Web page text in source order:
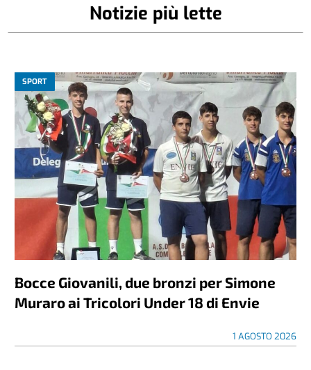
Notizie più lette
SPORT
Bocce Giovanili, due bronzi per Simone
Muraro ai Tricolori Under 18 di Envie
1 AGOSTO 2026